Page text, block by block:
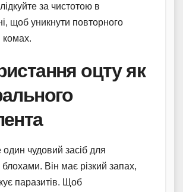
за чистотою в
щоб уникнути повторного
комах.
оцту як
чудовий засіб для
Він має різкий запах,
паразитів. Щоб